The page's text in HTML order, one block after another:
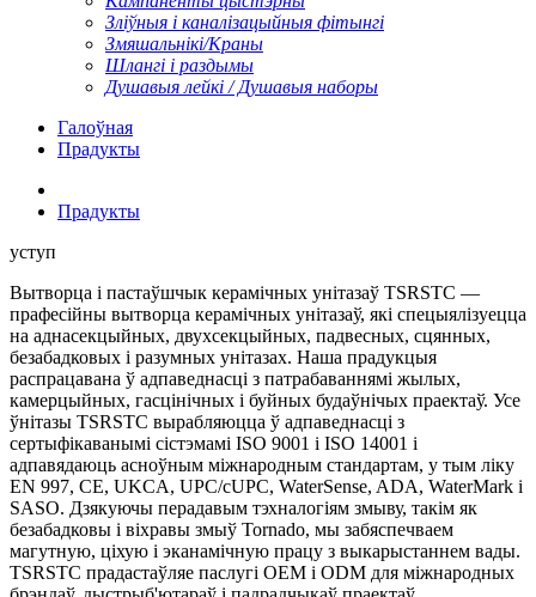
Зліўныя і каналізацыйныя фітынгі
Змяшальнікі/Краны
Шлангі і раздымы
Душавыя лейкі / Душавыя наборы
Галоўная
Прадукты
Прадукты
уступ
Вытворца і пастаўшчык керамічных унітазаў TSRSTC —
прафесійны вытворца керамічных унітазаў, які спецыялізуецца
на аднасекцыйных, двухсекцыйных, падвесных, сцянных,
безабадковых і разумных унітазах. Наша прадукцыя
распрацавана ў адпаведнасці з патрабаваннямі жылых,
камерцыйных, гасцінічных і буйных будаўнічых праектаў. Усе
ўнітазы TSRSTC вырабляюцца ў адпаведнасці з
сертыфікаванымі сістэмамі ISO 9001 і ISO 14001 і
адпавядаюць асноўным міжнародным стандартам, у тым ліку
EN 997, CE, UKCA, UPC/cUPC, WaterSense, ADA, WaterMark і
SASO. Дзякуючы перадавым тэхналогіям змыву, такім як
безабадковы і віхравы змыў Tornado, мы забяспечваем
магутную, ціхую і эканамічную працу з выкарыстаннем вады.
TSRSTC прадастаўляе паслугі OEM і ODM для міжнародных